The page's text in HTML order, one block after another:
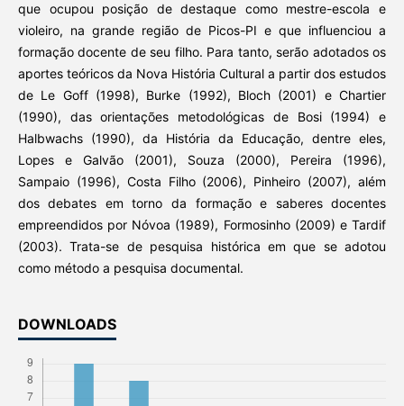
que ocupou posição de destaque como mestre-escola e
violeiro, na grande região de Picos-PI e que influenciou a
formação docente de seu filho. Para tanto, serão adotados os
aportes teóricos da Nova História Cultural a partir dos estudos
de Le Goff (1998), Burke (1992), Bloch (2001) e Chartier
(1990), das orientações metodológicas de Bosi (1994) e
Halbwachs (1990), da História da Educação, dentre eles,
Lopes e Galvão (2001), Souza (2000), Pereira (1996),
Sampaio (1996), Costa Filho (2006), Pinheiro (2007), além
dos debates em torno da formação e saberes docentes
empreendidos por Nóvoa (1989), Formosinho (2009) e Tardif
(2003). Trata-se de pesquisa histórica em que se adotou
como método a pesquisa documental.
DOWNLOADS